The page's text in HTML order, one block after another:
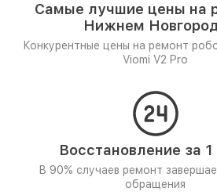
Самые лучшие цены на
Нижнем
Конкурентные цены на ремонт
Viomi V2 Pro
Восстановление за 1
В 90% случаев ремонт
обращения